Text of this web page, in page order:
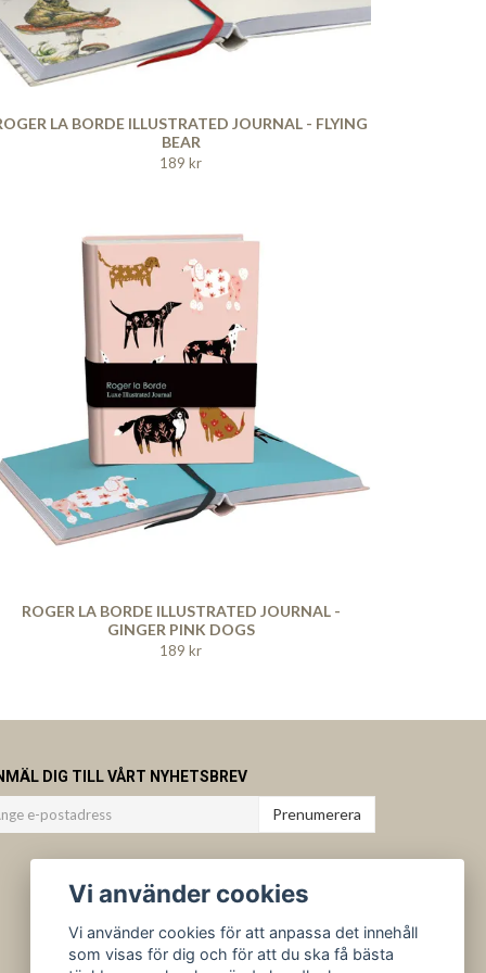
LA BORDE ILLUSTRATED JOURNAL - FLYING
BEAR
189 kr
ROGER LA BORDE ILLUSTRATED JOURNAL -
GINGER PINK DOGS
189 kr
DIG TILL VÅRT NYHETSBREV
Prenumerera
Vi använder cookies
Vi använder cookies för att anpassa det innehåll
som visas för dig och för att du ska få bästa